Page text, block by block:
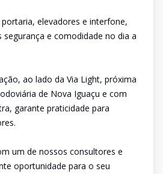
elevadores e interfone,
e comodidade no dia a
ao lado da Via Light, próxima
de Nova Iguaçu e com
garante praticidade para
um de nossos consultores e
oportunidade para o seu